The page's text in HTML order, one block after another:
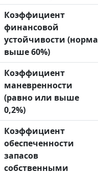
Коэффициент
финансовой
устойчивости (норма
выше 60%)
Коэффициент
маневренности
(равно или выше
0,2%)
Коэффициент
обеспеченности
запасов
собственными